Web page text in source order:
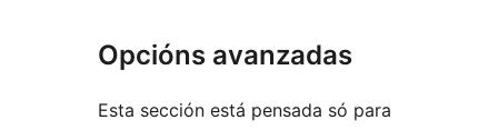
Opcións avanzadas
Esta sección está pensada só para